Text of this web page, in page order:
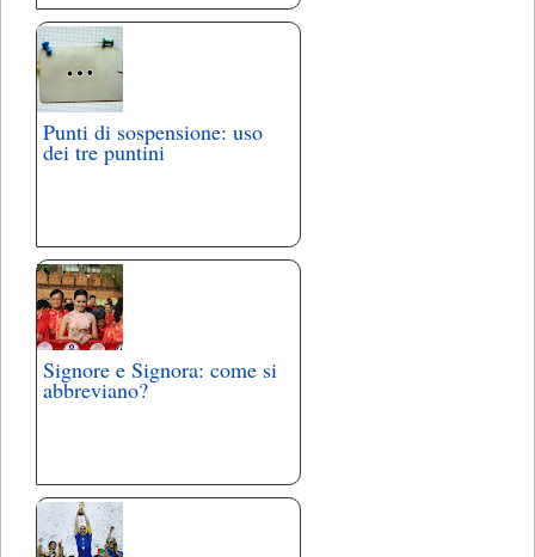
Punti di sospensione: uso
dei tre puntini
Signore e Signora: come si
abbreviano?